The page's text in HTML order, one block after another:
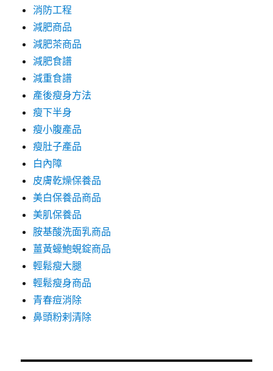
消防工程
減肥商品
減肥茶商品
減肥食譜
減重食譜
產後瘦身方法
瘦下半身
瘦小腹產品
瘦肚子產品
白內障
皮膚乾燥保養品
美白保養品商品
美肌保養品
胺基酸洗面乳商品
薑黃蠔鮑蜆錠商品
輕鬆瘦大腿
輕鬆瘦身商品
青春痘消除
鼻頭粉剌清除